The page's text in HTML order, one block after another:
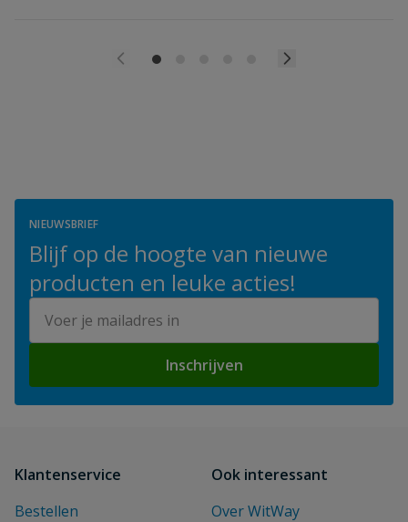
NIEUWSBRIEF
Blijf op de hoogte van nieuwe
producten en leuke acties!
Inschrijven
Klantenservice
Bestellen
Ook interessant
Over WitWay